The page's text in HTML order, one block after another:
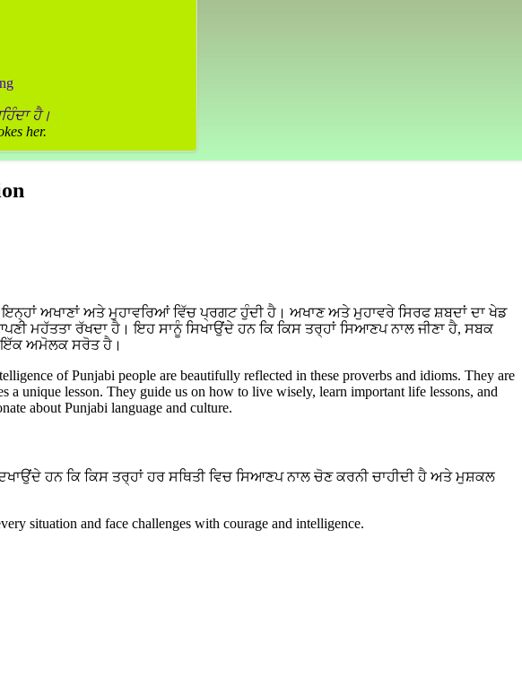
ਹੈ।
her.
ਅਖਾਣਾਂ ਅਤੇ ਮੁਹਾਵਰਿਆਂ ਵਿੱਚ ਪ੍ਰਗਟ ਹੁੰਦੀ ਹੈ। ਅਖਾਣ ਅਤੇ ਮੁਹਾਵਰੇ ਸਿਰਫ ਸ਼ਬਦਾਂ ਦਾ ਖੇਡ
ਮਹੱਤਤਾ ਰੱਖਦਾ ਹੈ। ਇਹ ਸਾਨੂੰ ਸਿਖਾਉਂਦੇ ਹਨ ਕਿ ਕਿਸ ਤਰ੍ਹਾਂ ਸਿਆਣਪ ਨਾਲ ਜੀਣਾ ਹੈ, ਸਬਕ
ਇੱਕ ਅਮੋਲਕ ਸਰੋਤ ਹੈ।
of Punjabi people are beautifully reflected in these proverbs and idioms. They are
unique lesson. They guide us on how to live wisely, learn important life lessons, and
about Punjabi language and culture.
ਹਨ ਕਿ ਕਿਸ ਤਰ੍ਹਾਂ ਹਰ ਸਥਿਤੀ ਵਿਚ ਸਿਆਣਪ ਨਾਲ ਚੋਣ ਕਰਨੀ ਚਾਹੀਦੀ ਹੈ ਅਤੇ ਮੁਸ਼ਕਲ
situation and face challenges with courage and intelligence.